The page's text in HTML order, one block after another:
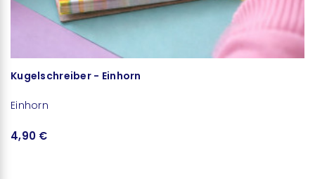
Kugelschreiber - Einhorn
Einhorn
4,90 €